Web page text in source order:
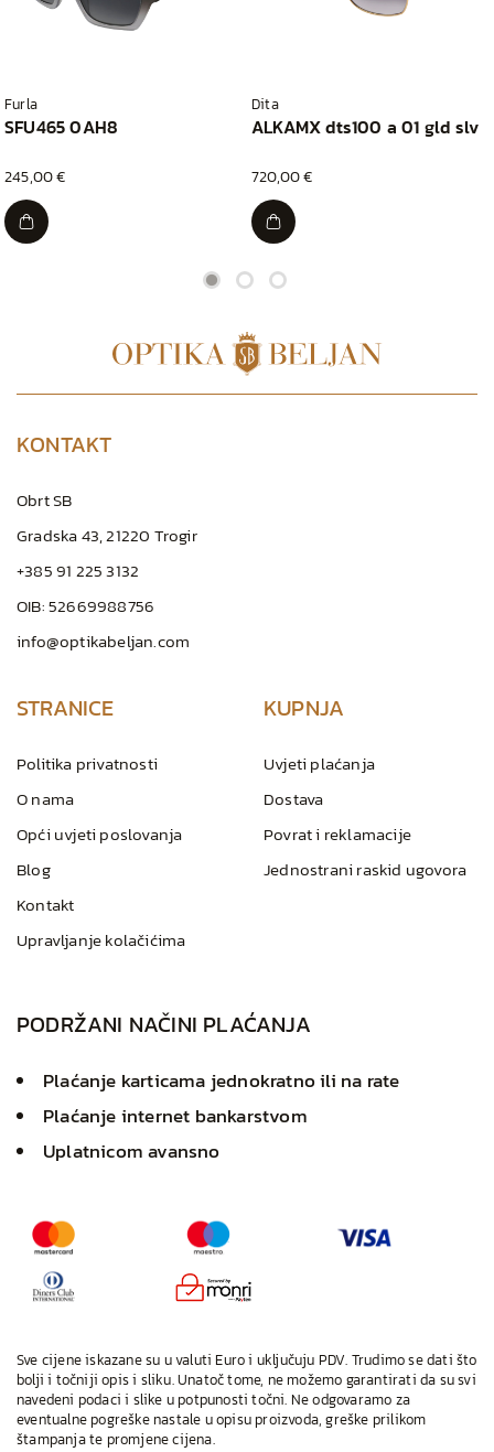
Furla
SFU465 0AH8
245,00 €
Dita
ALKAMX dts100 a 01 gld slv
720,00 €
KONTAKT
Obrt SB
Gradska 43, 21220 Trogir
+385 91 225 3132
OIB: 52669988756
info@optikabeljan.com
STRANICE
Politika privatnosti
O nama
Opći uvjeti poslovanja
Blog
Kontakt
Upravljanje kolačićima
KUPNJA
Uvjeti plaćanja
Dostava
Povrat i reklamacije
Jednostrani raskid ugovora
PODRŽANI NAČINI PLAĆANJA
Plaćanje karticama jednokratno ili na rate
Plaćanje internet bankarstvom
Uplatnicom avansno
Sve cijene iskazane su u valuti Euro i uključuju PDV. Trudimo se dati što
bolji i točniji opis i sliku. Unatoč tome, ne možemo garantirati da su svi
navedeni podaci i slike u potpunosti točni. Ne odgovaramo za
eventualne pogreške nastale u opisu proizvoda, greške prilikom
štampanja te promjene cijena.